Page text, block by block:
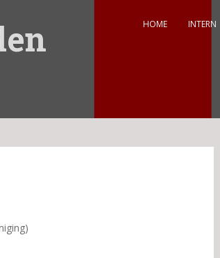
HOME INTERN